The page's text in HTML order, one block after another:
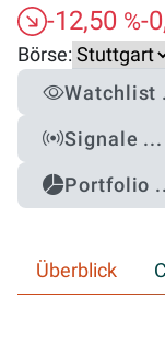
-12,50 %-
Börse:
Watchlist
Signale ...
Portfolio
Überblick